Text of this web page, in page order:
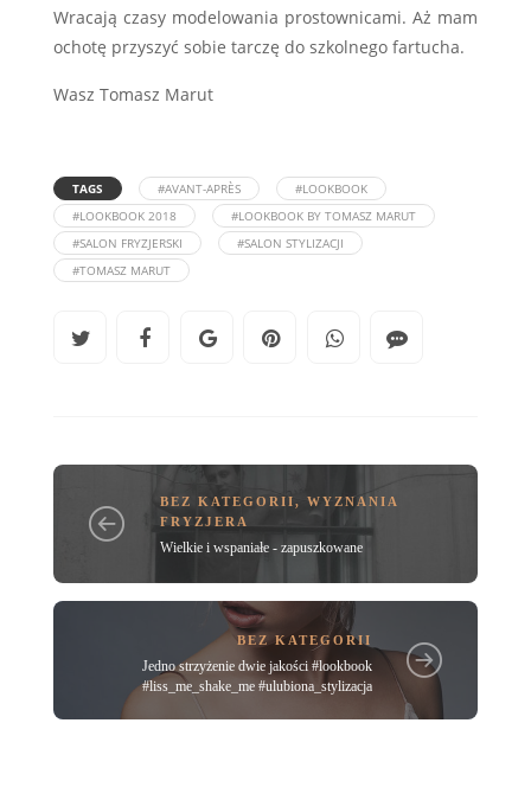
Wracają czasy modelowania prostownicami. Aż mam
ochotę przyszyć sobie tarczę do szkolnego fartucha.
Wasz Tomasz Marut
TAGS #AVANT-APRÈS
#LOOKBOOK
#LOOKBOOK 2018
#LOOKBOOK BY TOMASZ MARUT
#SALON FRYZJERSKI
#SALON STYLIZACJI
#TOMASZ MARUT
BEZ KATEGORII, WYZNANIA
FRYZJERA
Wielkie i wspaniałe - zapuszkowane
BEZ KATEGORII
Jedno strzyżenie dwie jakości #lookbook
#liss_me_shake_me #ulubiona_stylizacja